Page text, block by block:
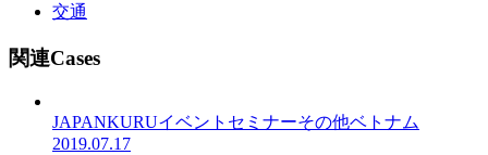
交通
関連Cases
JAPANKURUイベント セミナーその他ベトナム
2019.07.17